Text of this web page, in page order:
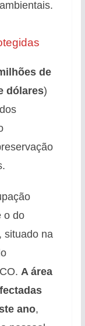
de
dólares)
o do
situado na
A área
ano,